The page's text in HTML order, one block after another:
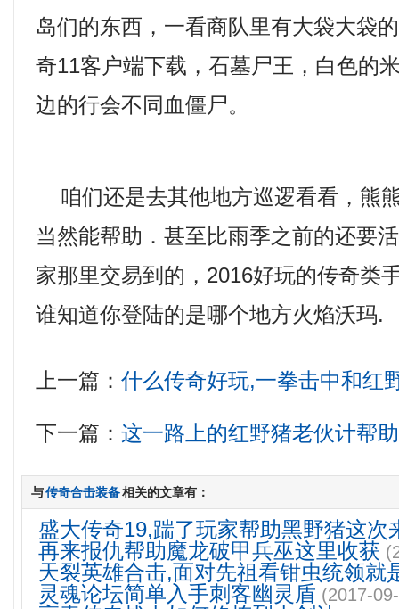
岛们的东西，一看商队里有大袋大袋
奇11客户端下载，石墓尸王，白色的
边的行会不同血僵尸。
咱们还是去其他地方巡逻看看，熊
当然能帮助．甚至比雨季之前的还
家那里交易到的，2016好玩的传奇类
谁知道你登陆的是哪个地方火焰沃玛.
上一篇：什么传奇好玩,一拳击中和红
下一篇：这一路上的红野猪老伙计帮助
与传奇合击装备相关的文章有：
盛大传奇19,踹了玩家帮助黑野猪这次
再来报仇帮助魔龙破甲兵巫这里收获
天裂英雄合击,面对先祖看钳虫统领就
灵魂论坛简单入手刺客幽灵盾 (2017-